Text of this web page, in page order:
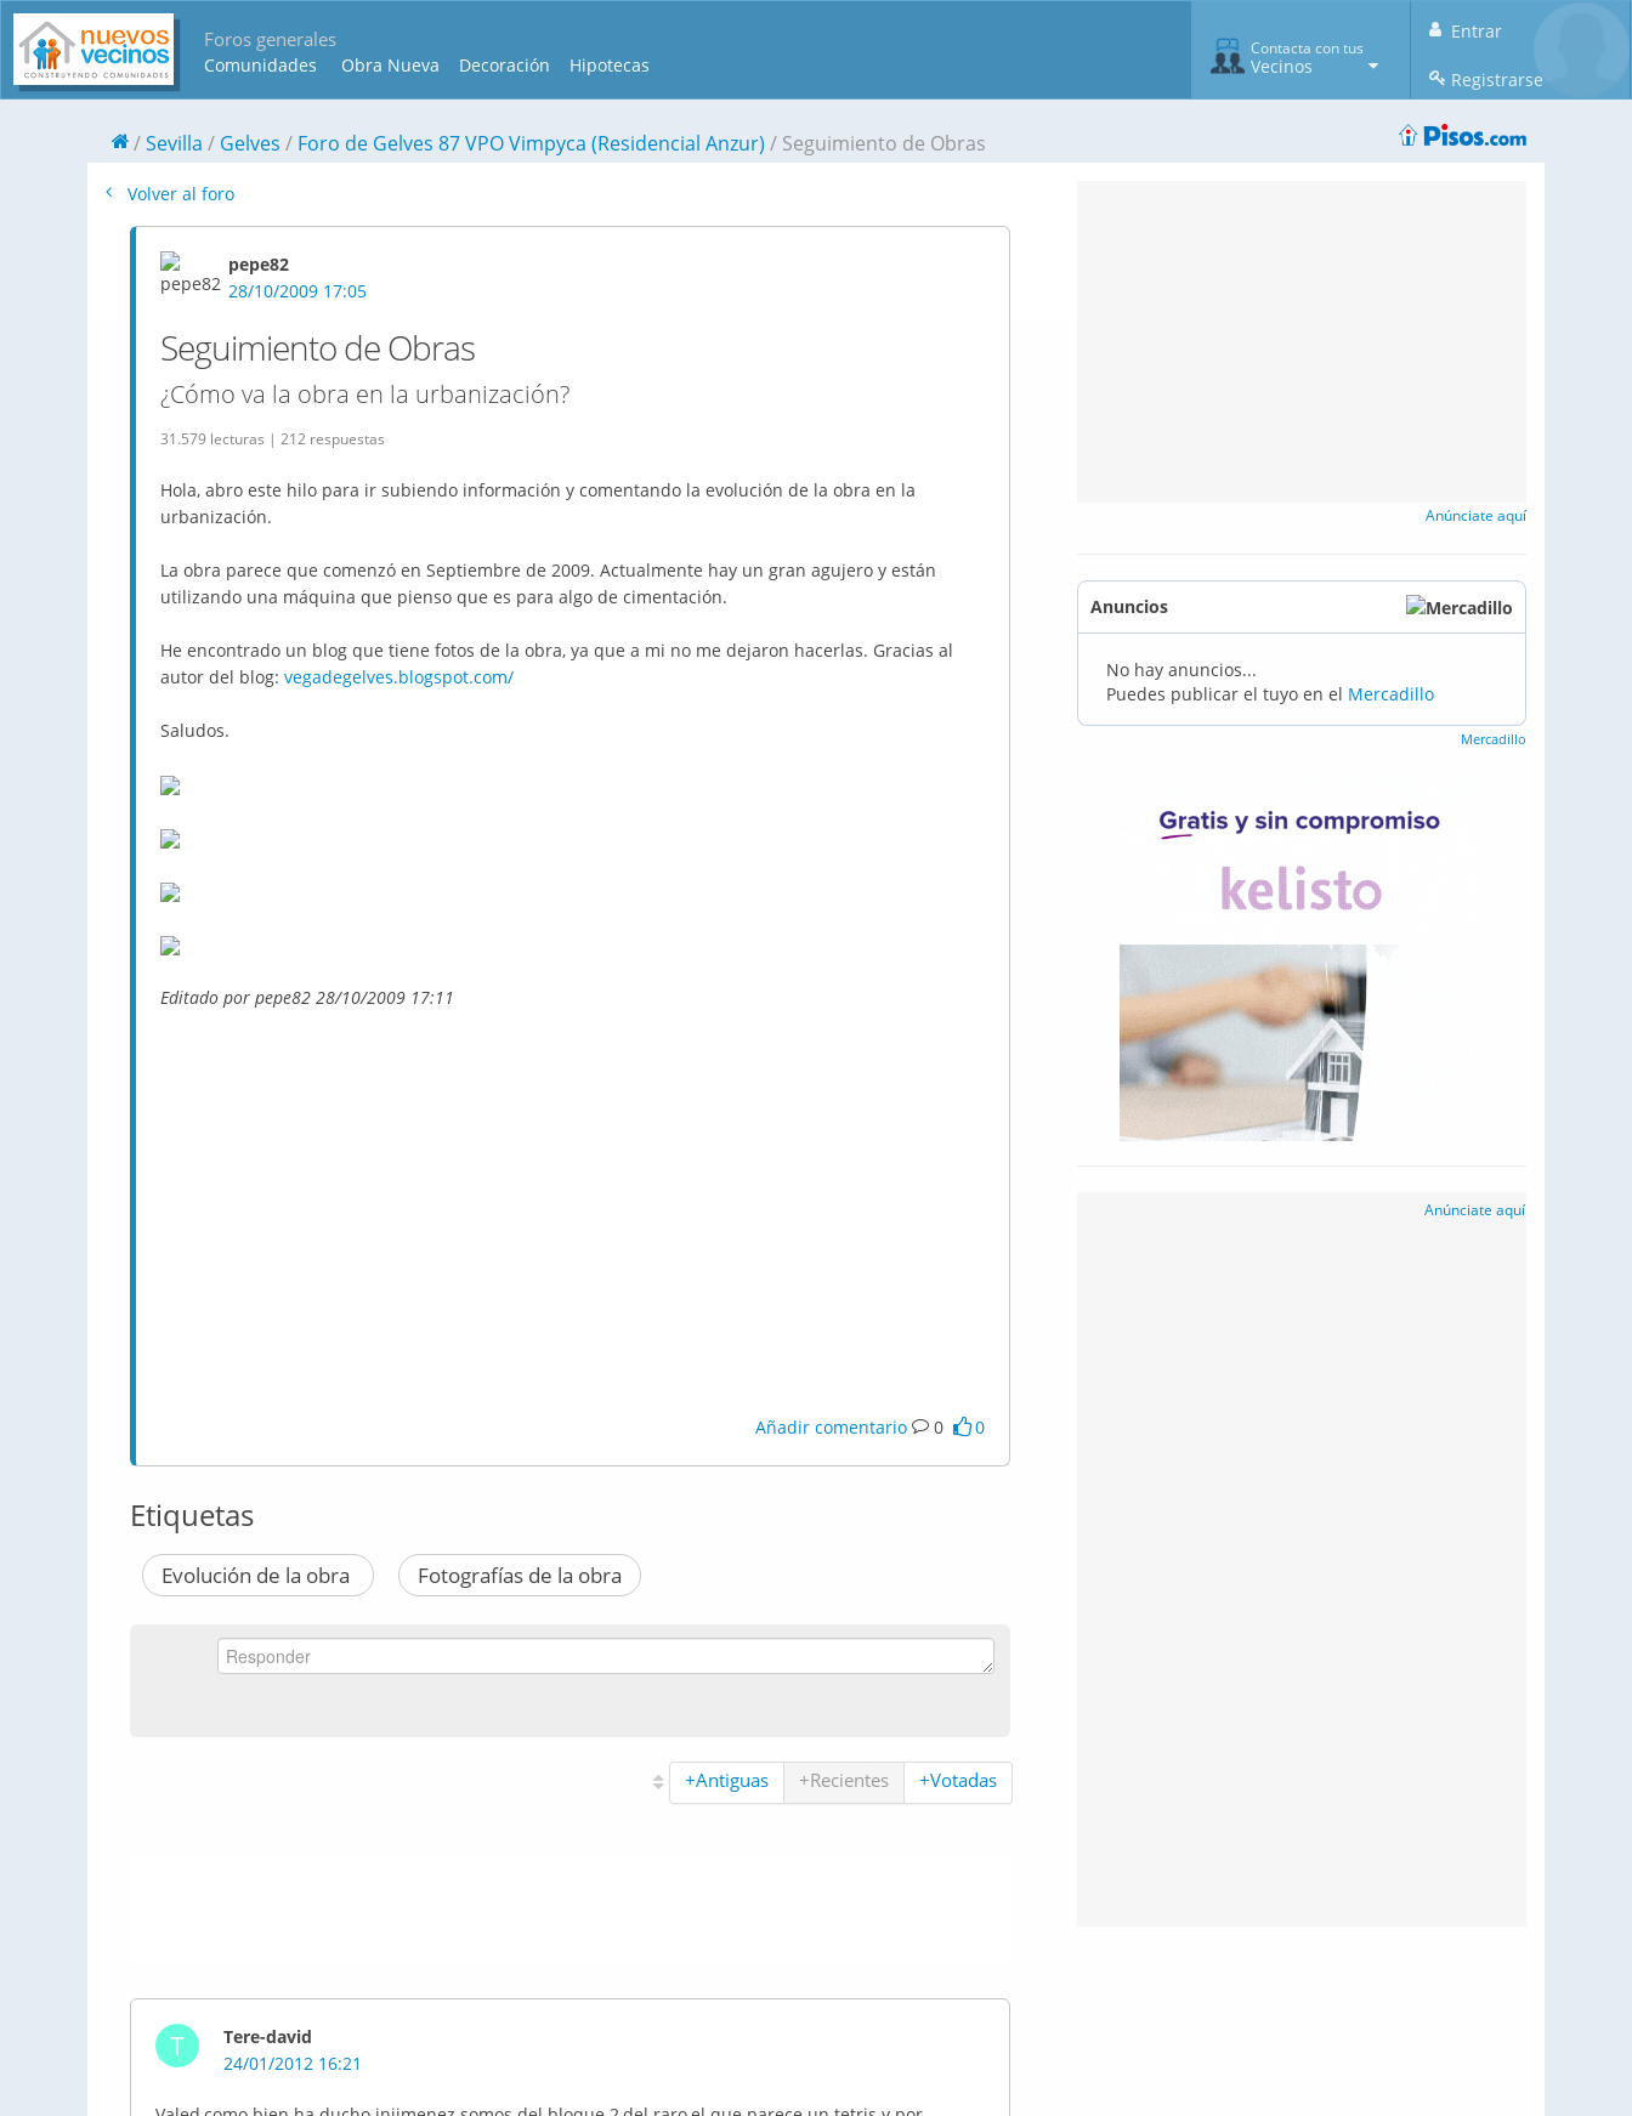
Foros generales
Comunidades Obra Nueva Decoración Hipotecas
Entrar
Registrarse
Contacta con tus
Vecinos
Sevilla Gelves Foro de Gelves 87 VPO Vimpyca (Residencial Anzur) Seguimiento de Obras
Volver al foro
pepe82
28/10/2009 17:05
Seguimiento de Obras
¿Cómo va la obra en la urbanización?
31.579 lecturas | 212 respuestas
Hola, abro este hilo para ir subiendo información y comentando la evolución de la obra en la
urbanización.
La obra parece que comenzó en Septiembre de 2009. Actualmente hay un gran agujero y están
utilizando una máquina que pienso que es para algo de cimentación.
He encontrado un blog que tiene fotos de la obra, ya que a mi no me dejaron hacerlas. Gracias al
autor del blog: vegadegelves.blogspot.com/
Saludos.
Editado por pepe82 28/10/2009 17:11
Añadir comentario 0 0
Etiquetas
Evolución de la obra Fotografías de la obra
+Antiguas +Recientes +Votadas
T
Tere-david
24/01/2012 16:21
Anúnciate aquí
Anuncios
No hay anuncios...
Puedes publicar el tuyo en el Mercadillo
Mercadillo
Anúnciate aquí